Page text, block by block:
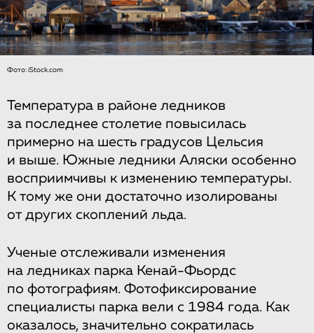
Фото: iStock.com
Температура в районе ледников
за последнее столетие повысилась
примерно на шесть градусов Цельсия
и выше. Южные ледники Аляски особенно
восприимчивы к изменению температуры.
К тому же они достаточно изолированы
от других скоплений льда.
Ученые отслеживали изменения
на ледниках парка Кенай-Фьордс
по фотографиям. Фотофиксирование
специалисты парка вели с 1984 года. Как
оказалось, значительно сократилась